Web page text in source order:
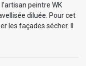
peintre WK
diluée. Pour cet
les façades sécher. Il